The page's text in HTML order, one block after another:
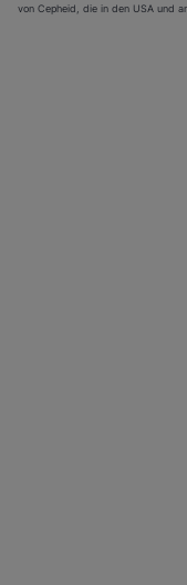
von Cepheid, die in den USA und